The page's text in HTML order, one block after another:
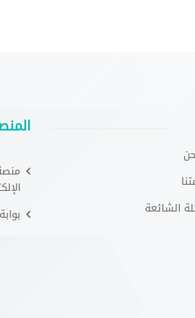
الشائعة